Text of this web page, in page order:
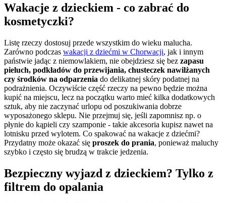
Wakacje z dzieckiem - co zabrać do
kosmetyczki?
Listę rzeczy dostosuj przede wszystkim do wieku malucha.
Zarówno podczas wakacji z dziećmi w Chorwacji, jak i innym
państwie jadąc z niemowlakiem, nie obejdziesz się bez zapasu
pieluch, podkładów do przewijania, chusteczek nawilżanych
czy środków na odparzenia do delikatnej skóry podatnej na
podrażnienia. Oczywiście część rzeczy na pewno będzie można
kupić na miejscu, lecz na początku warto mieć kilka dodatkowych
sztuk, aby nie zaczynać urlopu od poszukiwania dobrze
wyposażonego sklepu. Nie przejmuj się, jeśli zapomnisz np. o
płynie do kąpieli czy szamponie - takie akcesoria kupisz nawet na
lotnisku przed wylotem. Co spakować na wakacje z dziećmi?
Przydatny może okazać się proszek do prania, ponieważ maluchy
szybko i często się brudzą w trakcie jedzenia.
Bezpieczny wyjazd z dzieckiem? Tylko z
filtrem do opalania